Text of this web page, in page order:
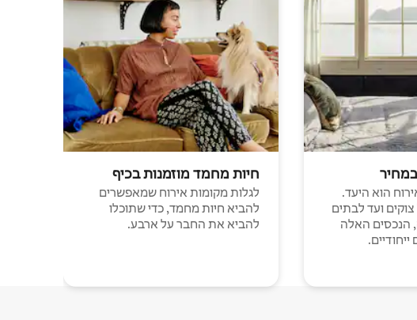
הוא היעד.
ועד לבתים
הנכסים האלה
חיות מחמד מוזמנות בכיף
לגלות מקומות אירוח שמאפשרים
להביא חיות מחמד, כדי שתוכלו
להביא את החבר על ארבע.